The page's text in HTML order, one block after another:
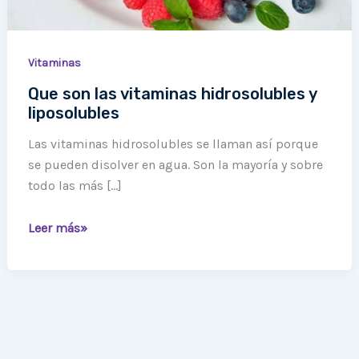
Vitaminas
Que son las vitaminas hidrosolubles y
liposolubles
Las vitaminas hidrosolubles se llaman así porque
se pueden disolver en agua. Son la mayoría y sobre
todo las más […]
Leer más»